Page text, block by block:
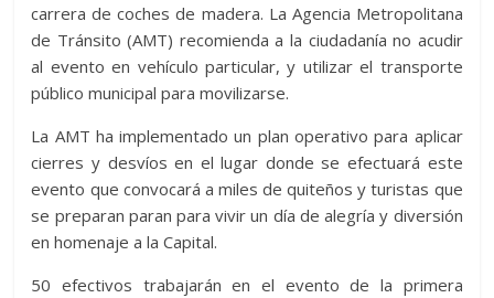
carrera de coches de madera. La Agencia Metropolitana
de Tránsito (AMT) recomienda a la ciudadanía no acudir
al evento en vehículo particular, y utilizar el transporte
público municipal para movilizarse.
La AMT ha implementado un plan operativo para aplicar
cierres y desvíos en el lugar donde se efectuará este
evento que convocará a miles de quiteños y turistas que
se preparan paran para vivir un día de alegría y diversión
en homenaje a la Capital.
50 efectivos trabajarán en el evento de la primera